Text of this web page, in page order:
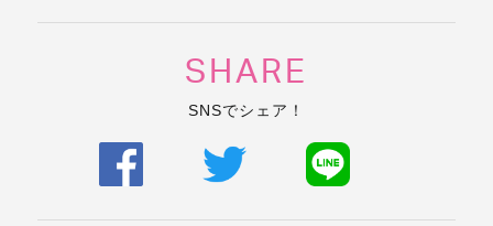
SHARE
SNSでシェア！